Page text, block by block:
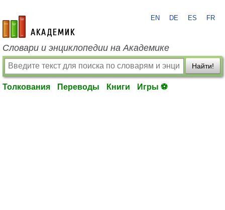
academic.ru
EN DE ES FR
Словари и энциклопедии на Академике
Найти!
Толкования Переводы Книги Игры ⚽